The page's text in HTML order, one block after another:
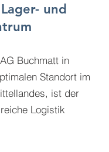
und
Buchmatt in
Standort im
ist der
Logistik